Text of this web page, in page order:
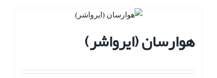
هوارسان (ایرواشر)